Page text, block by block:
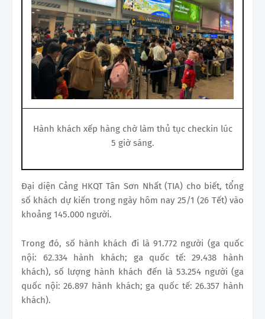
Hành khách xếp hàng chờ làm thủ tục checkin lúc
5 giờ sáng.
Đại diện Cảng HKQT Tân Sơn Nhất (TIA) cho biết, tổng
số khách dự kiến trong ngày hôm nay 25/1 (26 Tết) vào
khoảng 145.000 người.
Trong đó, số hành khách đi là 91.772 người (ga quốc
nội: 62.334 hành khách; ga quốc tế: 29.438 hành
khách), số lượng hành khách đến là 53.254 người (ga
quốc nội: 26.897 hành khách; ga quốc tế: 26.357 hành
khách).